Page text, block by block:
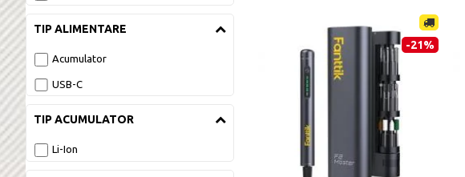
TIP ALIMENTARE
Acumulator
USB-C
TIP ACUMULATOR
Li-Ion
-21%